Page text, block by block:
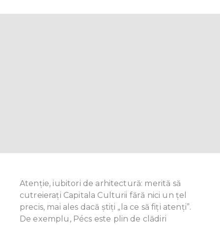
Atenție, iubitori de arhitectură: merită să
cutreieraţi Capitala Culturii fără nici un ţel
precis, mai ales dacă știţi „la ce să fiţi atenți”.
De exemplu, Pécs este plin de clădiri